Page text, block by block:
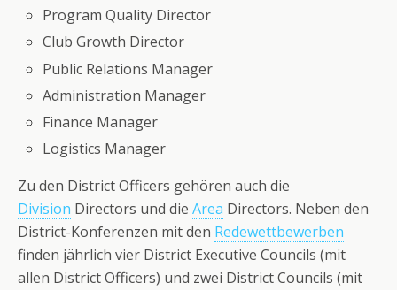
Program Quality Director
Club Growth Director
Public Relations Manager
Administration Manager
Finance Manager
Logistics Manager
Zu den District Officers gehören auch die
Division Directors und die Area Directors. Neben den
District-Konferenzen mit den Redewettbewerben
finden jährlich vier District Executive Councils (mit
allen District Officers) und zwei District Councils (mit